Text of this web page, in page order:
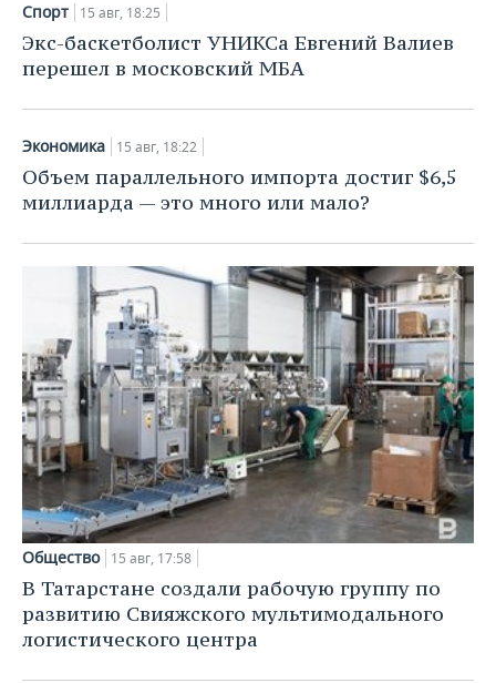
Спорт 15 авг, 18:25
Экс-баскетболист УНИКСа Евгений Валиев
перешел в московский МБА
Экономика 15 авг, 18:22
Объем параллельного импорта достиг $6,5
миллиарда — это много или мало?
Общество 15 авг, 17:58
В Татарстане создали рабочую группу по
развитию Свияжского мультимодального
логистического центра